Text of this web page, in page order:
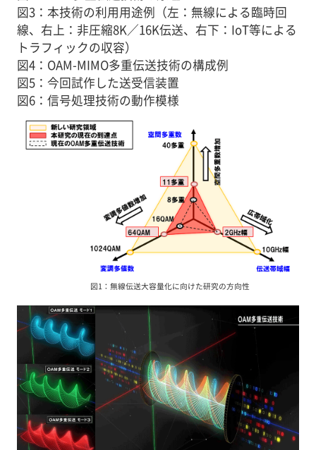
図3： 本技術の利用用途例（左：無線による臨時回
線、右上：非圧縮8K／16K伝送、右下：IoT等による
トラフィックの収容）
図4： OAM-MIMO多重伝送技術の構成例
図5： 今回試作した送受信装置
図6： 信号処理技術の動作模様
図1：無線伝送大容量化に向けた研究の方向性